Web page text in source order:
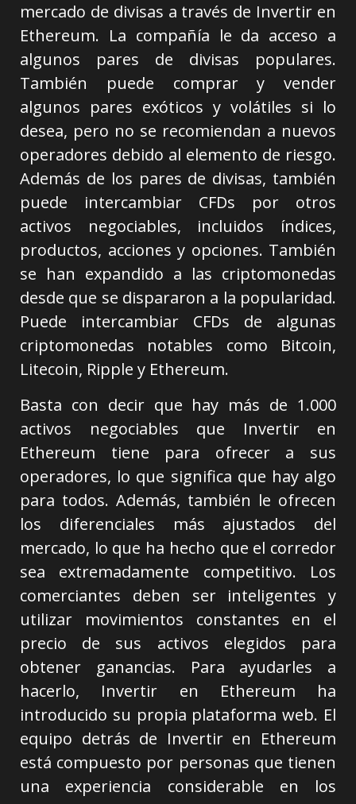
mercado de divisas a través de Invertir en
Ethereum. La compañía le da acceso a
algunos pares de divisas populares.
También puede comprar y vender
algunos pares exóticos y volátiles si lo
desea, pero no se recomiendan a nuevos
operadores debido al elemento de riesgo.
Además de los pares de divisas, también
puede intercambiar CFDs por otros
activos negociables, incluidos índices,
productos, acciones y opciones. También
se han expandido a las criptomonedas
desde que se dispararon a la popularidad.
Puede intercambiar CFDs de algunas
criptomonedas notables como Bitcoin,
Litecoin, Ripple y Ethereum.
Basta con decir que hay más de 1.000
activos negociables que Invertir en
Ethereum tiene para ofrecer a sus
operadores, lo que significa que hay algo
para todos. Además, también le ofrecen
los diferenciales más ajustados del
mercado, lo que ha hecho que el corredor
sea extremadamente competitivo. Los
comerciantes deben ser inteligentes y
utilizar movimientos constantes en el
precio de sus activos elegidos para
obtener ganancias. Para ayudarles a
hacerlo, Invertir en Ethereum ha
introducido su propia plataforma web. El
equipo detrás de Invertir en Ethereum
está compuesto por personas que tienen
una experiencia considerable en los